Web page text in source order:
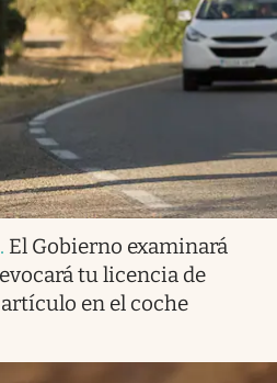
. El Gobierno examinará
tu licencia de
en el coche